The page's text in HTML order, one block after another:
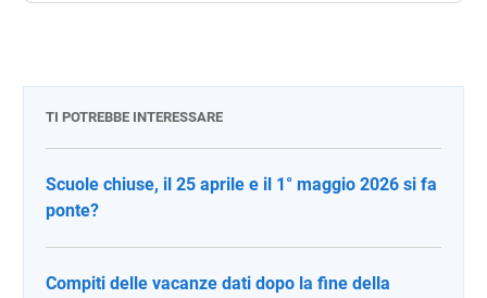
TI POTREBBE INTERESSARE
Scuole chiuse, il 25 aprile e il 1° maggio 2026 si fa
ponte?
Compiti delle vacanze dati dopo la fine della